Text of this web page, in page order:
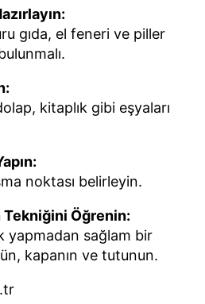
gıda, el feneri ve piller
kitaplık gibi eşyaları
noktası belirleyin.
Öğrenin:
yapmadan sağlam bir
kapanın ve tutunun.